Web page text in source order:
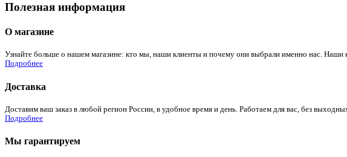
Полезная информация
О магазине
Узнайте больше о нашем магазине: кто мы, наши клиенты и почему они выбрали именно нас. Наши
Подробнее
Доставка
Доставим ваш заказ в любой регион России, в удобное время и день. Работаем для вас, без
Подробнее
Мы гарантируем